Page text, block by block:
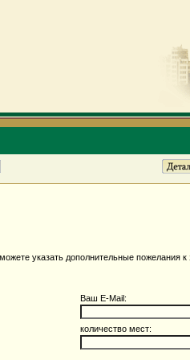
указать дополнительные пожелания к
Ваш E-Mail:
количество мест: